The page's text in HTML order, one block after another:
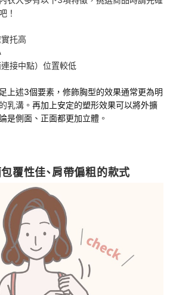
！
托高
接中點）位置較低
上述3個要素，修飾胸型的效果通常更為明
乳溝。 再加上安定的塑形效果可以將外擴
是側面、正面都更加立體 。
覆性佳、肩帶偏粗的款式